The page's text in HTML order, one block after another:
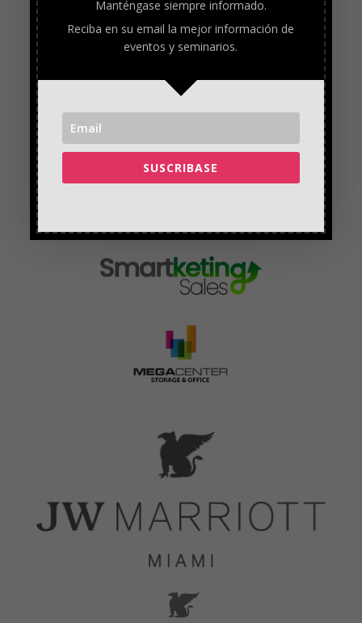
SPONSORS
Manténgase siempre informado.
Reciba en su email la mejor información de
eventos y seminarios.
SUSCRIBASE